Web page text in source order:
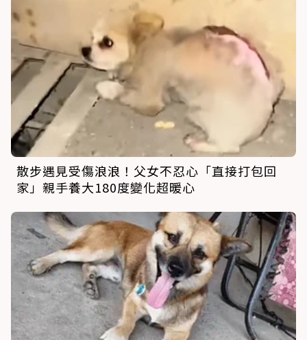
散步遇見受傷浪浪！父女不忍心「直接打包回
家」親手養大180度變化超暖心